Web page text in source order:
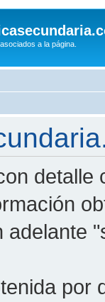
a la página.
adelante
por